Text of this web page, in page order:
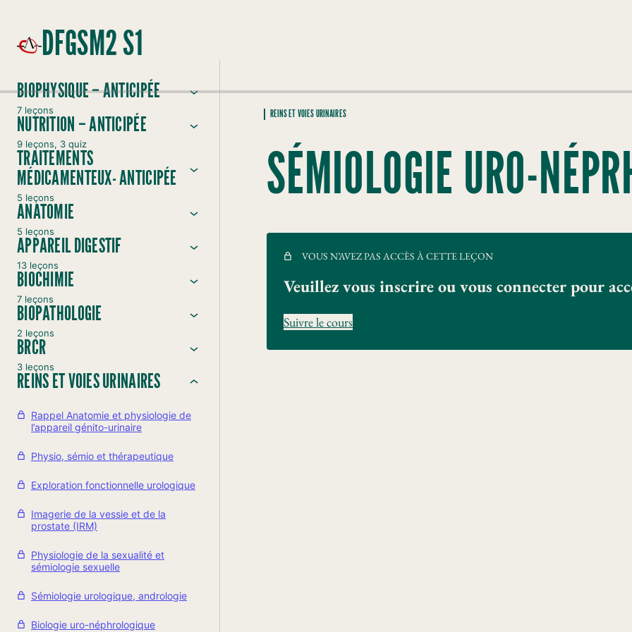
DFGSM2 S1
BIOPHYSIQUE – ANTICIPÉE
7 leçons
NUTRITION – ANTICIPÉE
9 leçons, 3 quiz
TRAITEMENTS
MÉDICAMENTEUX- ANTICIPÉE
5 leçons
ANATOMIE
5 leçons
APPAREIL DIGESTIF
13 leçons
BIOCHIMIE
7 leçons
BIOPATHOLOGIE
2 leçons
BRCR
3 leçons
REINS ET VOIES URINAIRES
Rappel Anatomie et physiologie de
l’appareil génito-urinaire
Physio, sémio et thérapeutique
Exploration fonctionnelle urologique
Imagerie de la vessie et de la
prostate (IRM)
Physiologie de la sexualité et
sémiologie sexuelle
Sémiologie urologique, andrologie
Biologie uro-néphrologique
REINS ET VOIES URINAIRES
SÉMIOLOGIE URO-
VOUS N’AVEZ PAS ACCÈS À CETTE LEÇON
Veuillez vous inscrire ou vous connecter pour
Suivre le cours